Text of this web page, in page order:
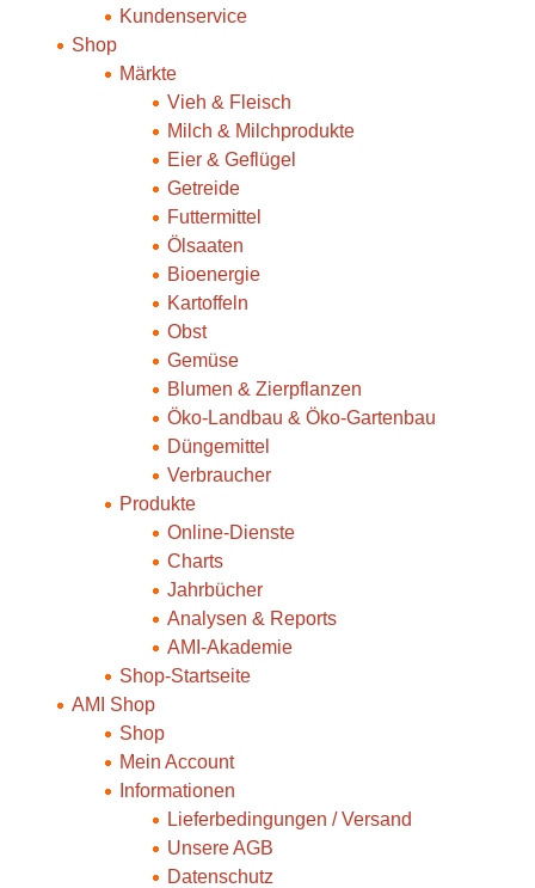
Kundenservice
Shop
Märkte
Vieh & Fleisch
Milch & Milchprodukte
Eier & Geflügel
Getreide
Futtermittel
Ölsaaten
Bioenergie
Kartoffeln
Obst
Gemüse
Blumen & Zierpflanzen
Öko-Landbau & Öko-Gartenbau
Düngemittel
Verbraucher
Produkte
Online-Dienste
Charts
Jahrbücher
Analysen & Reports
AMI-Akademie
Shop-Startseite
AMI Shop
Shop
Mein Account
Informationen
Lieferbedingungen / Versand
Unsere AGB
Datenschutz